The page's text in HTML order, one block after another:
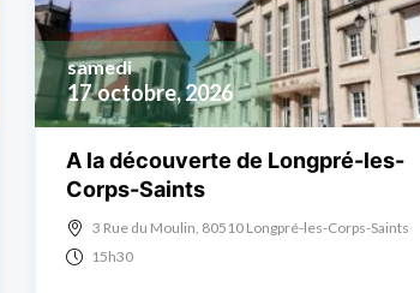
17 octobre, 2026
samedi
A la découverte de Longpré-les-
Corps-Saints
3 Rue du Moulin, 80510 Longpré-les-Corps-Saints
15h30